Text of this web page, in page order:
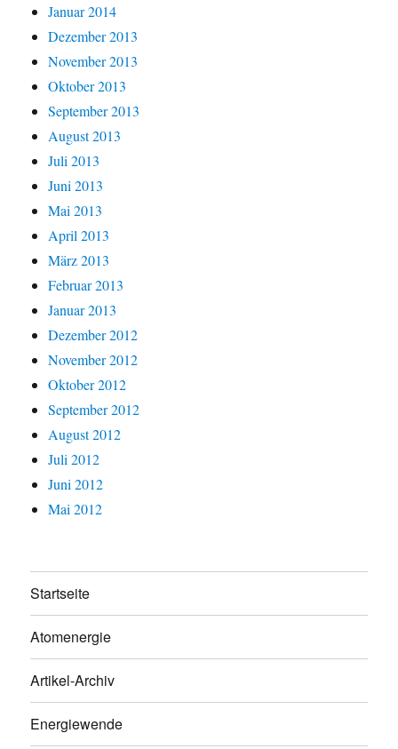
Januar 2014
Dezember 2013
November 2013
Oktober 2013
September 2013
August 2013
Juli 2013
Juni 2013
Mai 2013
April 2013
März 2013
Februar 2013
Januar 2013
Dezember 2012
November 2012
Oktober 2012
September 2012
August 2012
Juli 2012
Juni 2012
Mai 2012
Startseite
Atomenergie
Artikel-Archiv
Energiewende